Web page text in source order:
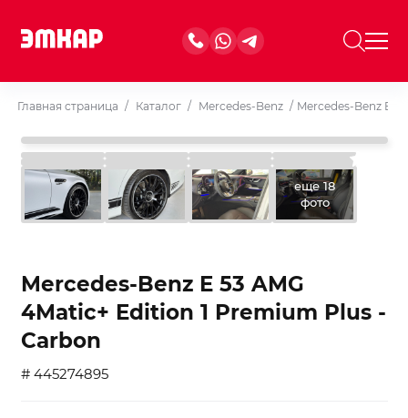
Главная страница / Каталог / Mercedes-Benz / Mercedes-Benz E
еще 18
фото
Mercedes-Benz E 53 AMG
4Matic+ Edition 1 Premium Plus -
Carbon
# 445274895